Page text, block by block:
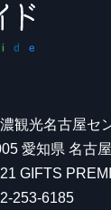
観光名古屋セ
愛知県 名古
GIFTS
253-6185